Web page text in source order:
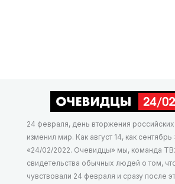
24 февраля, день вторжения
изменил мир. Как август 14, как
«24/02/2022. Очевидцы» мы, команда
свидетельства обычных людей о том,
чувствовали 24 февраля и сразу после